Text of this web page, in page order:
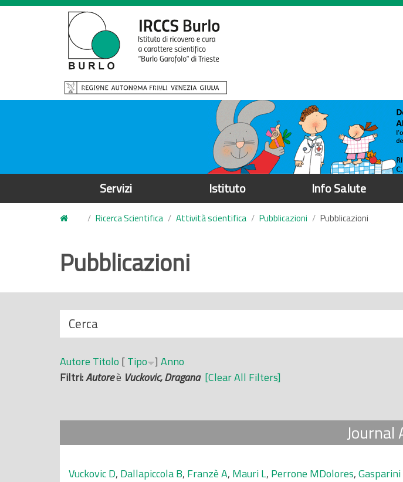
S
l
i
Servizi Istituto Info Salute
Ricerca Scientifica Attività scientifica Pubblicazioni Pubblicazioni
Pubblicazioni
N
a
s
c
o
d
Cerca
Autore Titolo [Tipo ] Anno
Filtri:Autoreè Vuckovic, Dragana [Clear All Filters]
Journal
Vuckovic D, Dallapiccola B, Franzè A, Mauri L, Perrone MDolores,Gasparini